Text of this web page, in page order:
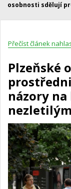
osobnosti sdělují
Přečíst článek
Plzeňské
názory